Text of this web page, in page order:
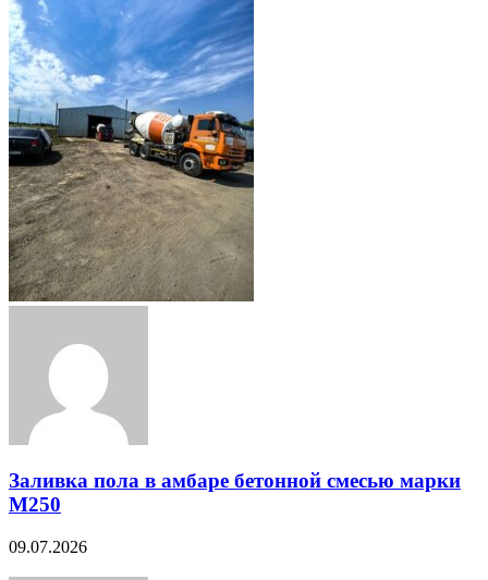
Заливка пола в амбаре бетонной смесью марки
М250
09.07.2026